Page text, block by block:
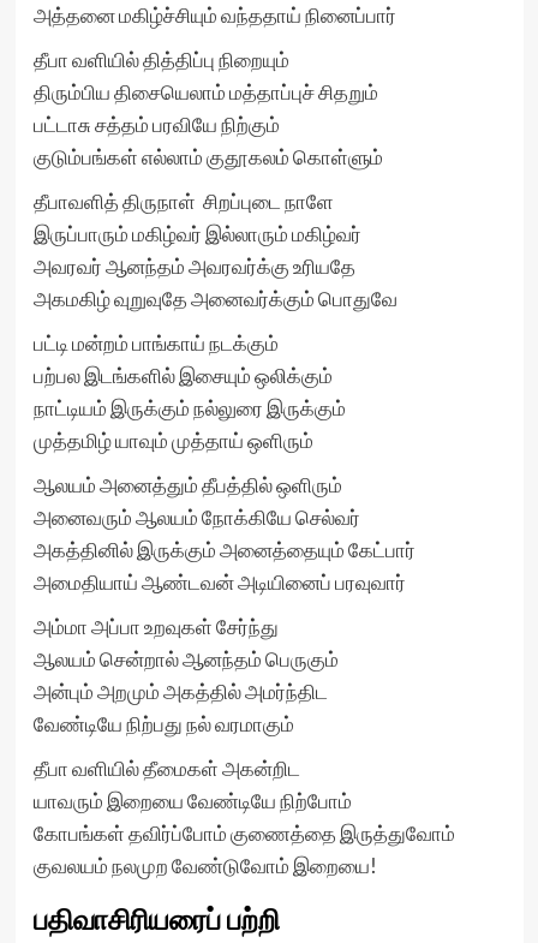
அத்தனை மகிழ்ச்சியும் வந்ததாய் நினைப்பார்
தீபா வளியில் தித்திப்பு நிறையும்
திரும்பிய திசையெலாம் மத்தாப்புச் சிதறும்
பட்டாசு சத்தம் பரவியே நிற்கும்
குடும்பங்கள் எல்லாம் குதூகலம் கொள்ளும்
தீபாவளித் திருநாள் சிறப்புடை நாளே
இருப்பாரும் மகிழ்வர் இல்லாரும் மகிழ்வர்
அவரவர் ஆனந்தம் அவரவர்க்கு உரியதே
அகமகிழ் வுறுவுதே அனைவர்க்கும் பொதுவே
பட்டி மன்றம் பாங்காய் நடக்கும்
பற்பல இடங்களில் இசையும் ஒலிக்கும்
நாட்டியம் இருக்கும் நல்லுரை இருக்கும்
முத்தமிழ் யாவும் முத்தாய் ஒளிரும்
ஆலயம் அனைத்தும் தீபத்தில் ஒளிரும்
அனைவரும் ஆலயம் நோக்கியே செல்வர்
அகத்தினில் இருக்கும் அனைத்தையும் கேட்பார்
அமைதியாய் ஆண்டவன் அடியினைப் பரவுவார்
அம்மா அப்பா உறவுகள் சேர்ந்து
ஆலயம் சென்றால் ஆனந்தம் பெருகும்
அன்பும் அறமும் அகத்தில் அமர்ந்திட
வேண்டியே நிற்பது நல் வரமாகும்
தீபா வளியில் தீமைகள் அகன்றிட
யாவரும் இறையை வேண்டியே நிற்போம்
கோபங்கள் தவிர்ப்போம் குணைத்தை இருத்துவோம்
குவலயம் நலமுற வேண்டுவோம் இறையை!
பதிவாசிரியரைப் பற்றி